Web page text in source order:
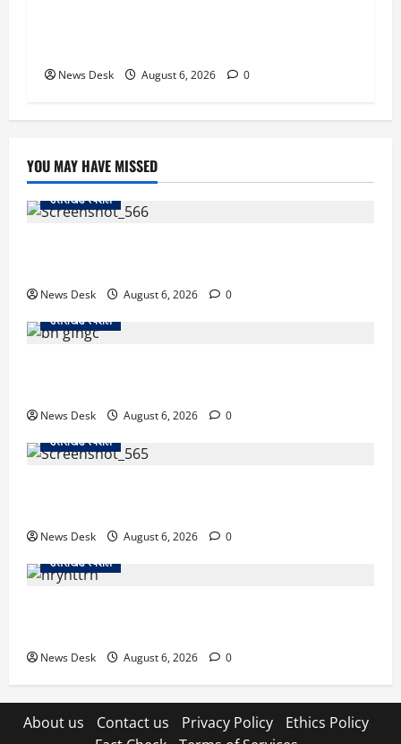
News Desk August 6, 2026 0
YOU MAY HAVE MISSED
उत्तराखंड स्पेशल
News Desk August 6, 2026
0
उत्तराखंड स्पेशल
News Desk August 6, 2026
0
उत्तराखंड स्पेशल
News Desk August 6, 2026
0
उत्तराखंड स्पेशल
News Desk August 6, 2026 0
About us Contact us Privacy Policy
Ethics Policy